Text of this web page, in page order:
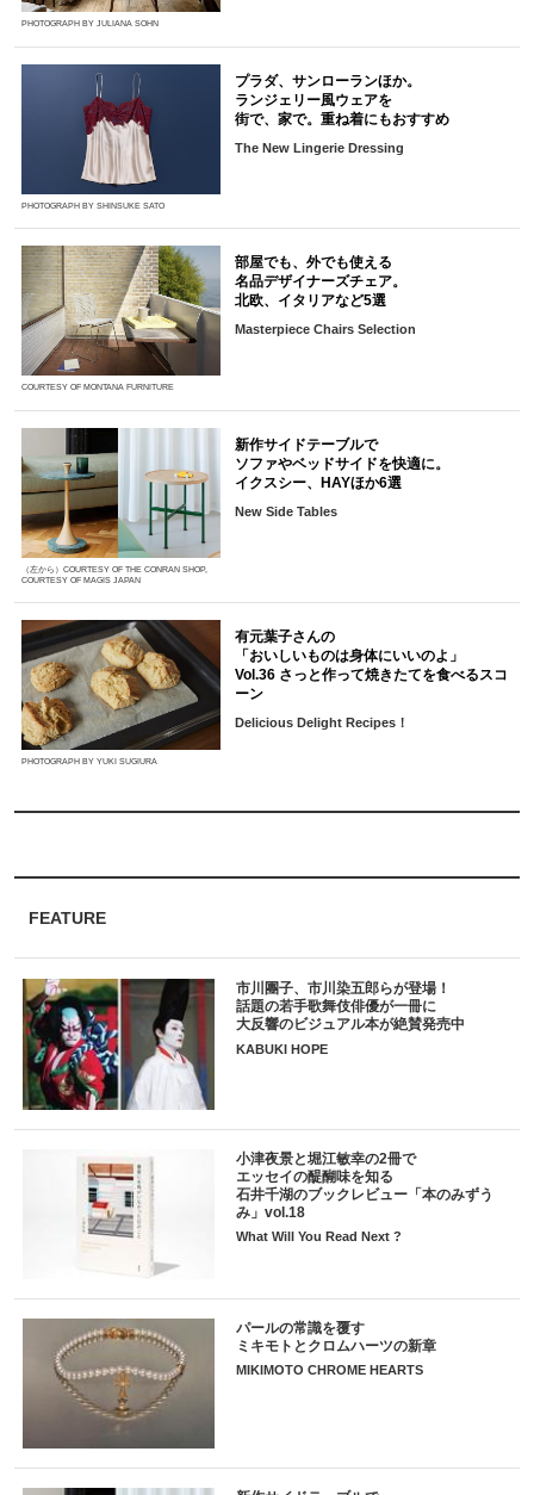
FEATURE
市川團子、市川染五郎らが登場！
話題の若手歌舞伎俳優が一冊に
大反響のビジュアル本が絶賛発売中
KABUKI HOPE
小津夜景と堀江敏幸の2冊で
エッセイの醍醐味を知る
石井千湖のブックレビュー「本のみずう
み」vol.18
What Will You Read Next ?
パールの常識を覆す
ミキモトとクロムハーツの新章
MIKIMOTO CHROME HEARTS
PHOTOGRAPH BY JULIANA SOHN
PHOTOGRAPH BY SHINSUKE SATO
プラダ、サンローランほか。
ランジェリー風ウェアを
街で、家で。重ね着にもおすすめ
The New Lingerie Dressing
COURTESY OF MONTANA FURNITURE
部屋でも、外でも使える
名品デザイナーズチェア。
北欧、イタリアなど5選
Masterpiece Chairs Selection
（左から）COURTESY OF THE CONRAN SHOP,
COURTESY OF MAGIS JAPAN
新作サイドテーブルで
ソファやベッドサイドを快適に。
イクスシー、HAYほか6選
New Side Tables
PHOTOGRAPH BY YUKI SUGIURA
有元葉子さんの
「おいしいものは身体にいいのよ」
Vol.36 さっと作って焼きたてを食べるスコ
ーン
Delicious Delight Recipes！